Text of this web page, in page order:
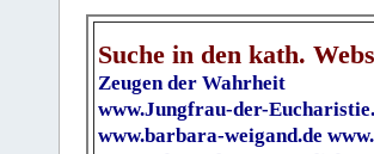
Suche in den kath.
Zeugen der Wahrheit
www.Jungfrau-der-
www.barbara-weigand.de